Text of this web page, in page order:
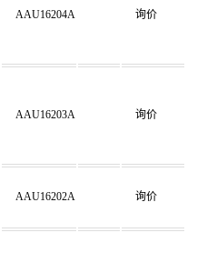
AAU16204A 询价
AAU16203A 询价
AAU16202A 询价